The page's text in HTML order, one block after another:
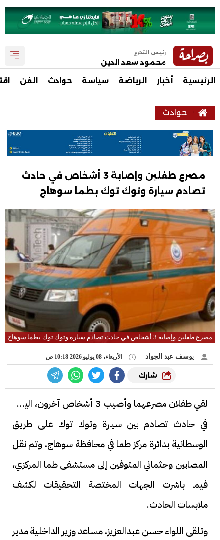
رئيس التحرير
محمود سعد الدين
الرئيسية أخبار الرياضة سياسة حوادث الفن
حوادث
مصرع طفلين وإصابة 3 أشخاص في حادث
تصادم سيارة وتوك توك بطما سوهاج
مصرع طفلين وإصابة 3 أشخاص في حادث تصادم سيارة وتوك توك بطما سوهاج
يوسف عبد الجواد الأربعاء، 08 يوليو 2026 10:18 ص
شارك
لقي طفلان مصرعهما وأصيب 3 أشخاص آخرون، اليوم،
في حادث تصادم بين سيارة وتوك توك على طريق
الوسطانية بدائرة مركز طما في محافظة سوهاج، وتم نقل
المصابين وجثماني المتوفين إلى مستشفى طما المركزي،
فيما باشرت الجهات المختصة التحقيقات لكشف
ملابسات الحادث.
وتلقى اللواء حسن عبدالعزيز، مساعد وزير الداخلية مدير